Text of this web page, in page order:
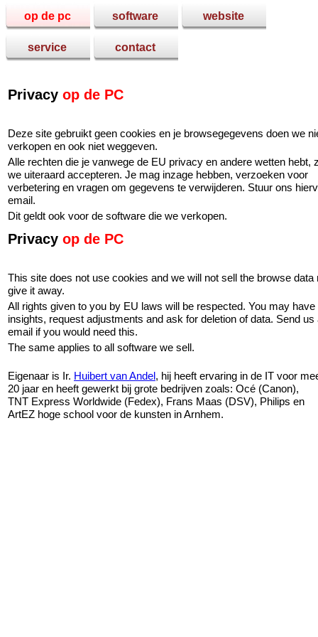
op de pc software website
service contact
Privacy op de PC
Deze site gebruikt geen cookies en je browsegegevens doen we
verkopen en ook niet weggeven.
Alle rechten die je vanwege de EU privacy en andere wetten hebt,
we uiteraard accepteren. Je mag inzage hebben, verzoeken voor
verbetering en vragen om gegevens te verwijderen. Stuur ons
email.
Dit geldt ook voor de software die we verkopen.
Privacy op de PC
This site does not use cookies and we will not sell the browse data
give it away.
All rights given to you by EU laws will be respected. You may have
insights, request adjustments and ask for deletion of data. Send us
email if you would need this.
The same applies to all software we sell.
Eigenaar is Ir. Huibert van Andel, hij heeft ervaring in de IT voor
20 jaar en heeft gewerkt bij grote bedrijven zoals: Océ (Canon),
TNT Express Worldwide (Fedex), Frans Maas (DSV), Philips en
ArtEZ hoge school voor de kunsten in Arnhem.